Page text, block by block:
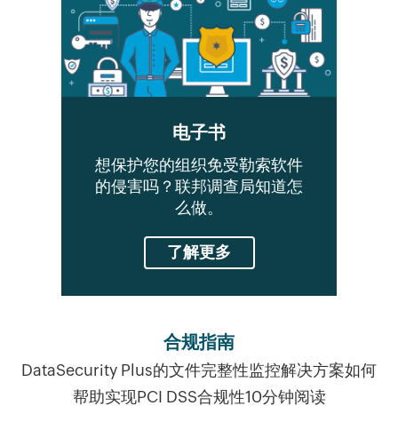
电子书
想保护您的组织免受勒索软件
的侵害吗？联邦调查局知道怎
么做。
了解更多
合规指南
DataSecurity Plus的文件完整性监控解决方案如何
帮助实现PCI DSS合规性10分钟阅读